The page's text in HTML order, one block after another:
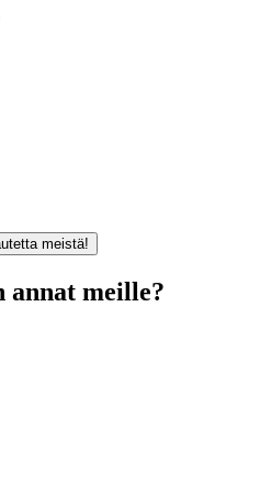
meistä!
annat meille?